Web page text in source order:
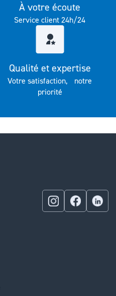
À votre écoute
Service client 24h/24
Qualité et expertise
Votre satisfaction, notre
priorité